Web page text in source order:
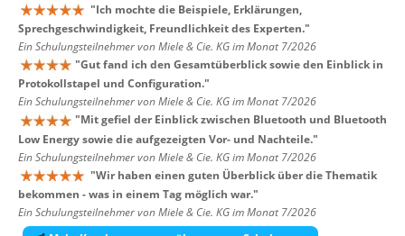
"Ich mochte die Beispiele, Erklärungen,
Sprechgeschwindigkeit, Freundlichkeit des Experten."
Ein Schulungsteilnehmer von Miele & Cie. KG im Monat 7/2026
"Gut fand ich den Gesamtüberblick sowie den Einblick in
Protokollstapel und Configuration."
Ein Schulungsteilnehmer von Miele & Cie. KG im Monat 7/2026
"Mit gefiel der Einblick zwischen Bluetooth und Bluetooth
Low Energy sowie die aufgezeigten Vor- und Nachteile."
Ein Schulungsteilnehmer von Miele & Cie. KG im Monat 7/2026
"Wir haben einen guten Überblick über die Thematik
bekommen - was in einem Tag möglich war."
Ein Schulungsteilnehmer von Miele & Cie. KG im Monat 7/2026